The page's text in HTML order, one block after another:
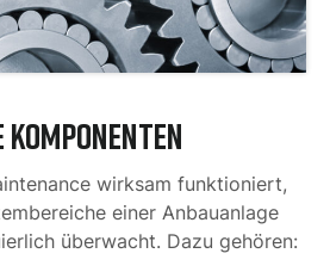
wirksam funktioniert,
einer Anbauanlage
überwacht. Dazu gehören: